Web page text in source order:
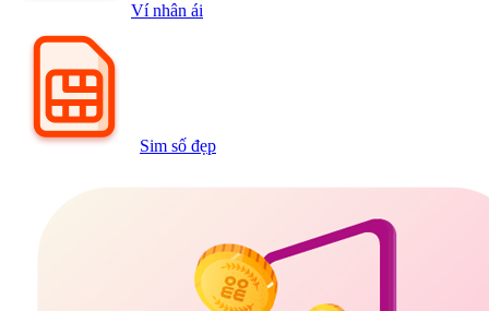
Ví nhân ái
Sim số đẹp